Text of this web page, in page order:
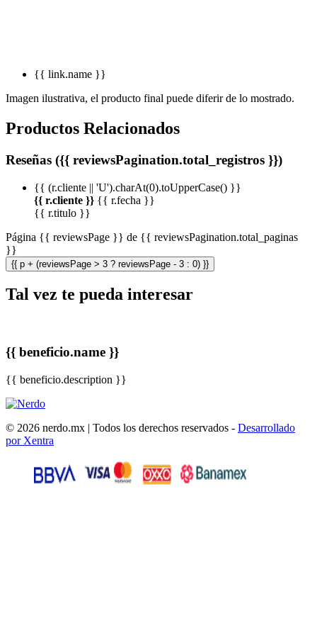
{{ link.name }}
Imagen ilustrativa, el producto final puede diferir de lo mostrado.
Productos Relacionados
Reseñas ({{ reviewsPagination.total_registros }})
{{ (r.cliente || 'U').charAt(0).toUpperCase() }}
{{ r.cliente }} {{ r.fecha }}
{{ r.titulo }}
Página {{ reviewsPage }} de {{ reviewsPagination.total_paginas
}}
{{ p + (reviewsPage > 3 ? reviewsPage - 3 : 0) }}
Tal vez te pueda interesar
{{ beneficio.name }}
{{ beneficio.description }}
© 2026 nerdo.mx | Todos los derechos reservados - Desarrollado
por Xentra